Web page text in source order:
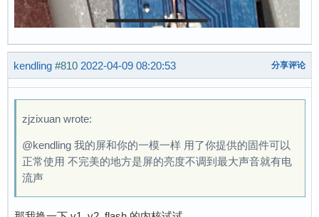
kendling #810 2022-04-09 08:20:53 分享评论
zjzixuan wrote:
@kendling 我的屏和你的一模一样 用了你提供的固件可以
正常使用 不完美的地方是屏的亮度不调到最大声音就有电
流声